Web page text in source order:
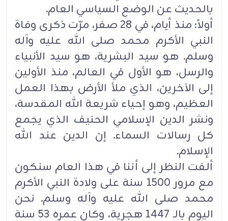
بالحديث عن الوضع السياسي العام‎.‎
أولاً: منذ أيام، في 28 صفر، مرّت ذكرى وفاة
النبي الأكرم محمد صلى الله عليه وآله
وسلم. هو سيد البشرية، هو ‏سيد الأنبياء
والرسل، هو الأول في العالم، منذ الأولين
إلى الآخرين، الذي ملأ الأرض بهذا العمل
العظيم، وهو إحياء ‏شريعة الله المقدسة،
ونشر الدين الإسلامي الحنيف الذي يجمع
كل رسالات السماء. إن الدين عند الله
الإسلام‎.‎
ألفت النظر إلى أننا في هذا العام سنكون
مع مرور 1500 سنة على ولادة النبي الأكرم
محمد صلى الله عليه وآله ‏وسلم. نحن
اليوم بالـ 1447 هجرية، وكان عمره 53 سنة